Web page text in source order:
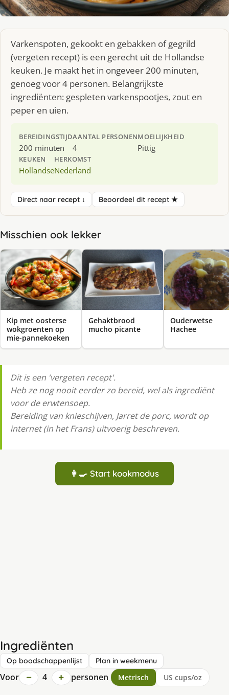
Varkenspoten, gekookt en gebakken of gegrild
(vergeten recept) is een gerecht uit de Hollandse
keuken. Je maakt het in ongeveer 200 minuten,
genoeg voor 4 personen. Belangrijkste
ingrediënten: gespleten varkenspootjes, zout en
peper en uien.
BEREIDINGSTIJD
200 minuten
AANTAL PERSONEN
4
MOEILIJKHEID
Pittig
KEUKEN
Hollandse
HERKOMST
Nederland
Direct naar recept ↓ Beoordeel dit recept ★
Misschien ook lekker
Kip met oosterse
wokgroenten op
mie-pannekoeken
Gehaktbrood
mucho picante
Ouderwetse
Hachee
Dit is een 'vergeten recept'.
Heb ze nog nooit eerder zo bereid, wel als ingrediënt
voor de erwtensoep.
Bereiding van knieschijven, Jarret de porc, wordt op
internet (in het Frans) uitvoerig beschreven.
👩‍🍳 Start kookmodus
Ingrediënten
Op boodschappenlijst Plan in weekmenu
Voor − 4 + personen Metrisch US cups/oz